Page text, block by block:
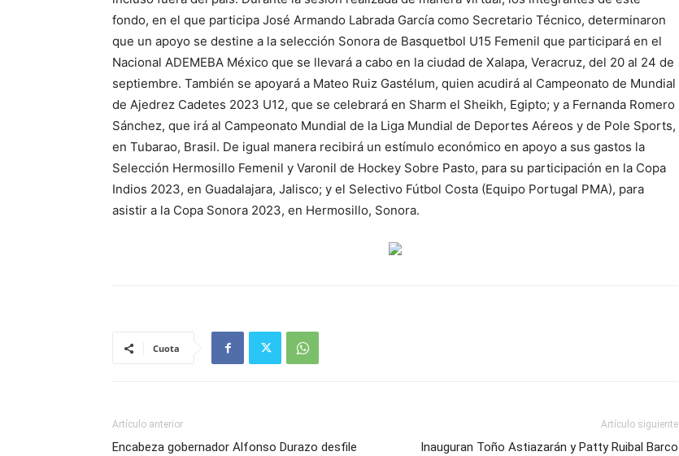
fondo, en el que participa José Armando Labrada García como Secretario Técnico, determinaron
que un apoyo se destine a la selección Sonora de Basquetbol U15 Femenil que participará en el
Nacional ADEMEBA México que se llevará a cabo en la ciudad de Xalapa, Veracruz, del 20 al 24 de
septiembre. También se apoyará a Mateo Ruiz Gastélum, quien acudirá al Campeonato de Mundial
de Ajedrez Cadetes 2023 U12, que se celebrará en Sharm el Sheikh, Egipto; y a Fernanda Romero
Sánchez, que irá al Campeonato Mundial de la Liga Mundial de Deportes Aéreos y de Pole Sports,
en Tubarao, Brasil. De igual manera recibirá un estímulo económico en apoyo a sus gastos la
Selección Hermosillo Femenil y Varonil de Hockey Sobre Pasto, para su participación en la Copa
Indios 2023, en Guadalajara, Jalisco; y el Selectivo Fútbol Costa (Equipo Portugal PMA), para
asistir a la Copa Sonora 2023, en Hermosillo, Sonora.
Cuota
Artículo anterior
Encabeza gobernador Alfonso Durazo desfile
Artículo siguiente
Inauguran Toño Astiazarán y Patty Ruibal Barco